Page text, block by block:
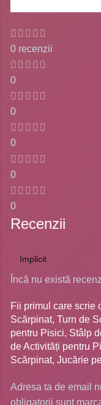
0 recenzii
0
0
0
0
0
Recenzii
Încă nu există
Fii primul care scrie
Scărpinat, Turn de
pentru Pisici, Stâlp
de Activități pentru
Scărpinat, Jucărie
Adresa ta de email
obligatorii sunt